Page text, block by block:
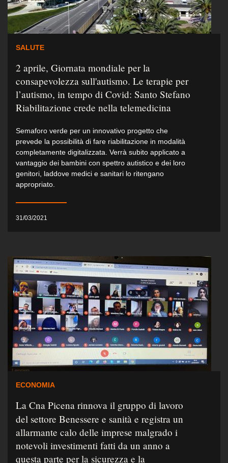
SALUTE
2 aprile, Giornata mondiale per la
consapevolezza sull'autismo. Le terapie per
l’autismo, in tempo di Covid: Santo Stefano
Riabilitazione crede nella telemedicina
Semaforo verde per un innovativo progetto che
prevede la possibilità di fare riabilitazione in modalità
completamente digitalizzata. Verrà subito applicato a
vantaggio dei bambini con spettro autistico e dei loro
genitori, laddove medici e sanitari lo ritengano
appropriato.
31/03/2021
ECONOMIA
La Cna Picena rinnova il gruppo di lavoro
del settore Benessere e sanità e registra un
allarmante calo delle imprese malgrado i
notevoli investimenti fatti da un anno a
questa parte per la sicurezza e la